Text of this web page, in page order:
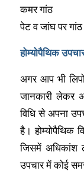
कमर गांठ
पेट व जांघ पर गांठ
होम्योपैथिक
अगर आप भी
जानकारी लेकर
विधि से अपना
है। होम्योपैथिक
जिसमें अधिकांश
उपचार में कोई